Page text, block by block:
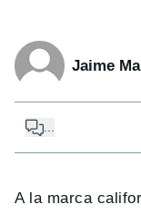
Jaime
A la marca